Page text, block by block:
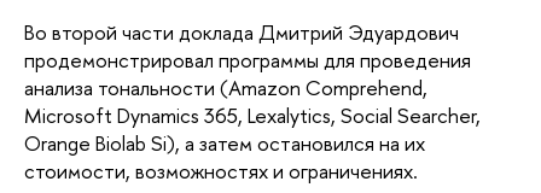
Во второй части доклада Дмитрий Эдуардович
продемонстрировал программы для проведения
анализа тональности (Amazon Comprehend,
Microsoft Dynamics 365, Lexalytics, Social Searcher,
Orange Biolab Si), а затем остановился на их
стоимости, возможностях и ограничениях.